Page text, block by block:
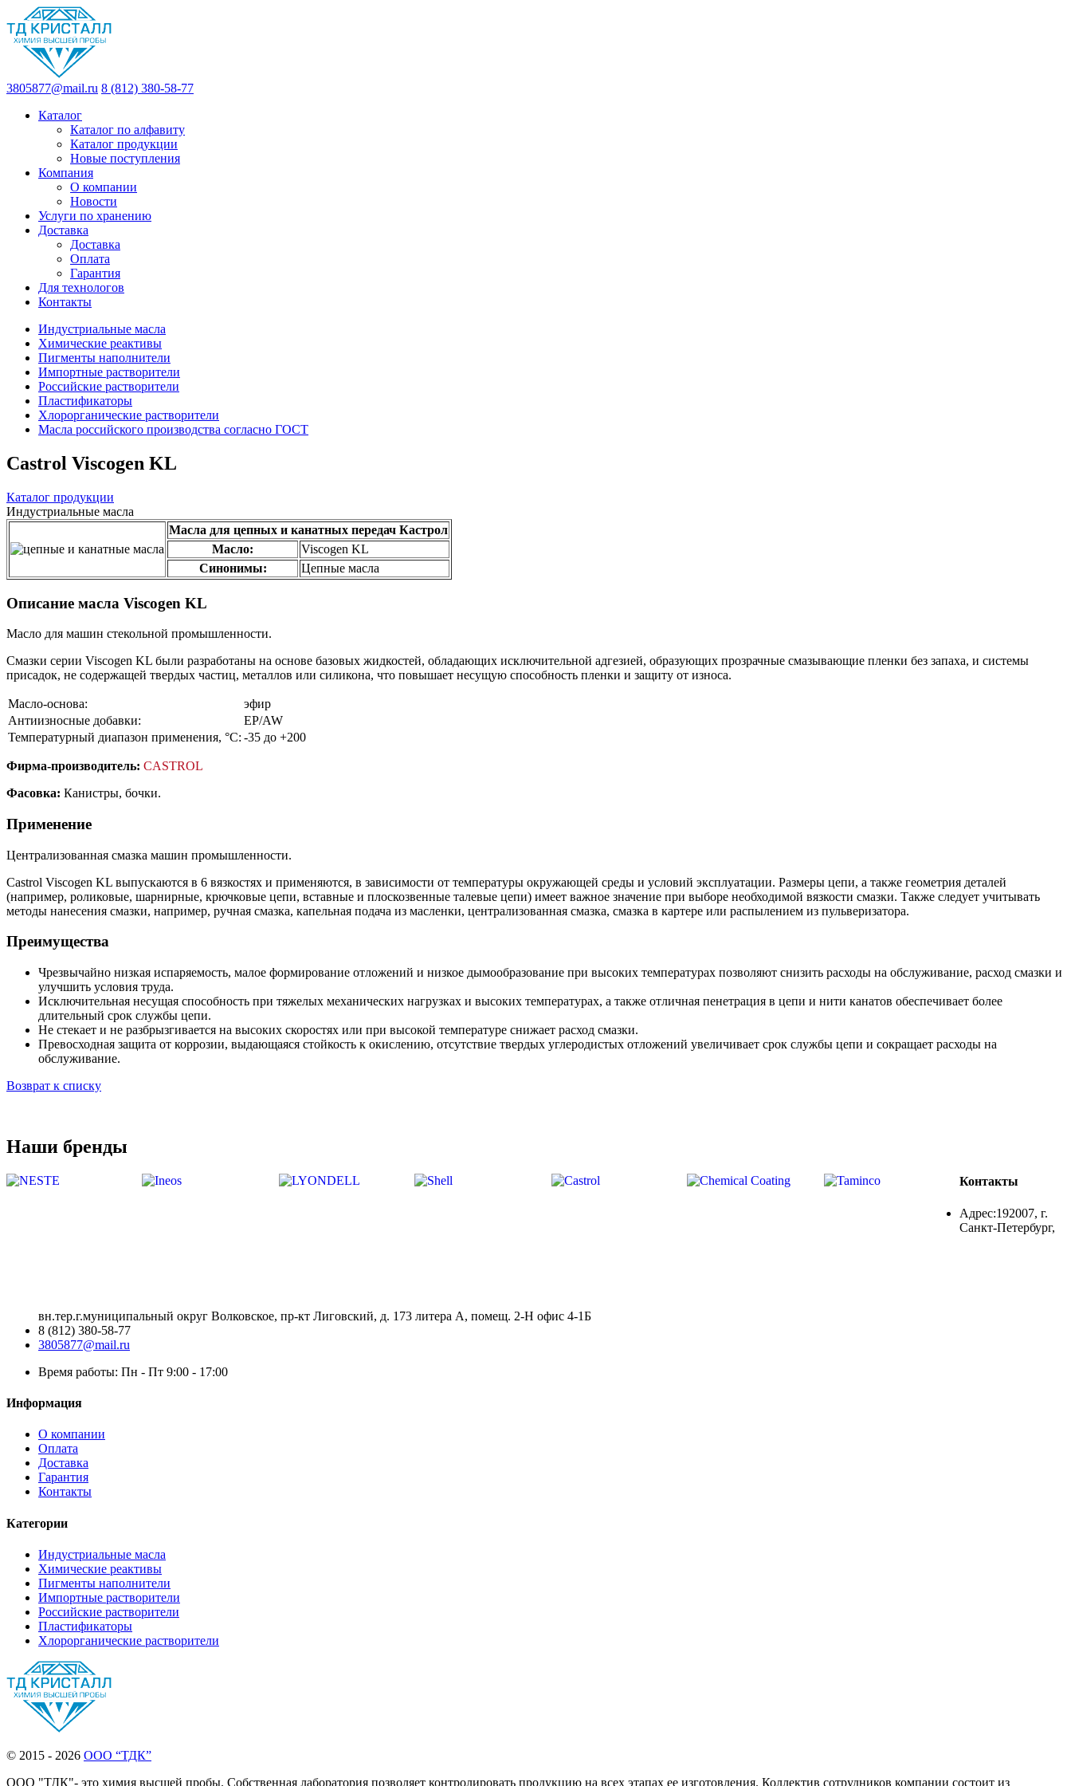
3805877@mail.ru 8 (812) 380-58-77
Каталог
Каталог по алфавиту
Каталог продукции
Новые поступления
Компания
О компании
Новости
Услуги по хранению
Доставка
Доставка
Оплата
Гарантия
Для технологов
Контакты
Индустриальные масла
Химические реактивы
Пигменты наполнители
Импортные растворители
Российские растворители
Пластификаторы
Хлорорганические растворители
Масла российского производства согласно ГОСТ
Castrol Viscogen KL
Каталог продукции
Индустриальные масла
Масла для цепных и канатных передач Кастрол
Масло:
Viscogen KL
Синонимы:
Цепные масла
Описание масла Viscogen KL
Масло для машин стекольной промышленности.
Смазки серии Viscogen KL были разработаны на основе базовых жидкостей, обладающих исключительной адгезией, образующих прозрачные смазывающие пленки без запаха, и системы
присадок, не содержащей твердых частиц, металлов или силикона, что повышает несущую способность пленки и защиту от износа.
Масло-основа:
эфир
Антиизносные добавки:
EP/AW
Температурный диапазон применения, °С: -35 до +200
Фирма-производитель: CASTROL
Фасовка: Канистры, бочки.
Применение
Централизованная смазка машин промышленности.
Castrol Viscogen KL выпускаются в 6 вязкостях и применяются, в зависимости от температуры окружающей среды и условий эксплуатации. Размеры цепи, а также геометрия деталей
(например, роликовые, шарнирные, крючковые цепи, вставные и плоскозвенные талевые цепи) имеет важное значение при выборе необходимой вязкости смазки. Также следует учитывать
методы нанесения смазки, например, ручная смазка, капельная подача из масленки, централизованная смазка, смазка в картере или распылением из пульверизатора.
Преимущества
Чрезвычайно низкая испаряемость, малое формирование отложений и низкое дымообразование при высоких температурах позволяют снизить расходы на обслуживание, расход смазки и
улучшить условия труда.
Исключительная несущая способность при тяжелых механических нагрузках и высоких температурах, а также отличная пенетрация в цепи и нити канатов обеспечивает более
длительный срок службы цепи.
Не стекает и не разбрызгивается на высоких скоростях или при высокой температуре снижает расход смазки.
Превосходная защита от коррозии, выдающаяся стойкость к окислению, отсутствие твердых углеродистых отложений увеличивает срок службы цепи и сокращает расходы на
обслуживание.
Возврат к списку
Наши бренды
Контакты
Адрес:192007, г.
Санкт-Петербург,
вн.тер.г.муниципальный округ Волковское, пр-кт Лиговский, д. 173 литера А, помещ. 2-Н офис 4-1Б
8 (812) 380-58-77
3805877@mail.ru
Время работы: Пн - Пт 9:00 - 17:00
Информация
О компании
Оплата
Доставка
Гарантия
Контакты
Категории
Индустриальные масла
Химические реактивы
Пигменты наполнители
Импортные растворители
Российские растворители
Пластификаторы
Хлорорганические растворители
© 2015 - 2026 ООО “ТДК”
ООО "ТДК"- это химия высшей пробы. Собственная лаборатория позволяет контролировать продукцию на всех этапах ее изготовления. Коллектив сотрудников компании состоит из